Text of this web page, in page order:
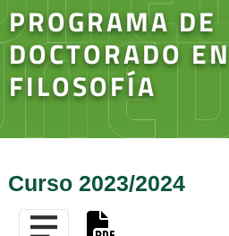
PROGRAMA DE
DOCTORADO
FILOSOFÍA
Curso 2023/2024